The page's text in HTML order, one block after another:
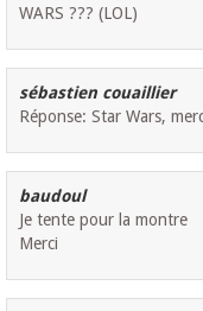
WARS ??? (LOL)
sébastien couaillier
Réponse: Star Wars,
baudoul
Je tente pour la montre
Merci